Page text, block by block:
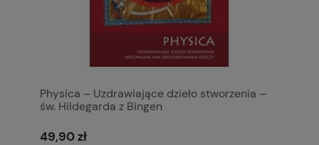
Physica – Uzdrawiające dzieło stworzenia –
św. Hildegarda z Bingen
49,90 zł